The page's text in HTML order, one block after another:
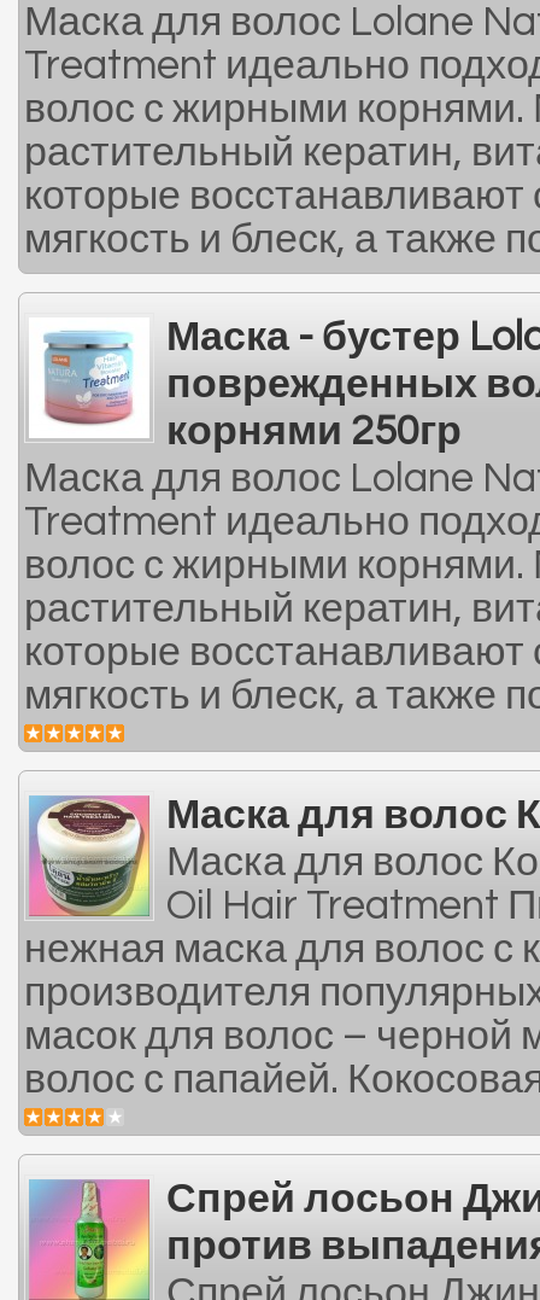
Маска для волос Lolane
Treatment идеально
волос с жирными
растительный кератин,
которые восстанавливают
мягкость и блеск, а также
Маска - бустер
поврежденных
корнями 250гр
Маска для волос Lolane
Treatment идеально
волос с жирными
растительный кератин,
которые восстанавливают
мягкость и блеск, а также
Маска для волос
Маска для волос
Oil Hair Treatment
нежная маска для волос с
производителя
масок для волос – черной
волос с папайей.
Спрей лосьон
против